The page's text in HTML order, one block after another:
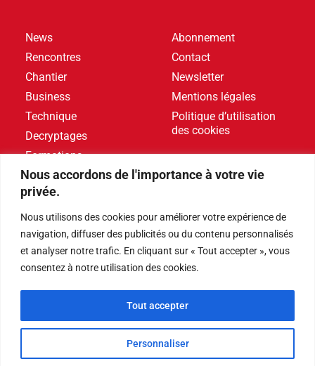
Nous accordons de l'importance à votre vie
privée.
Nous utilisons des cookies pour améliorer votre expérience de
navigation, diffuser des publicités ou du contenu personnalisés
et analyser notre trafic. En cliquant sur « Tout accepter », vous
consentez à notre utilisation des cookies.
Personnaliser
Tout accepter
News
Rencontres
Chantier
Business
Technique
Decryptages
Formations
Livres blancs
Abonnement
Contact
Newsletter
Mentions légales
Politique d’utilisation
des cookies
DERNIERS ARTICLES
Événements,Produits
ses pompes à chaleur Poolex MegaLine Fi
Produits
ABRIBLUE lance SELFEEX, une fixation automatique
pour simplifier l’utilisation des volets immergés